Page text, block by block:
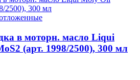
в моторн. масло Liqui
(арт. 1998/2500), 300 мл